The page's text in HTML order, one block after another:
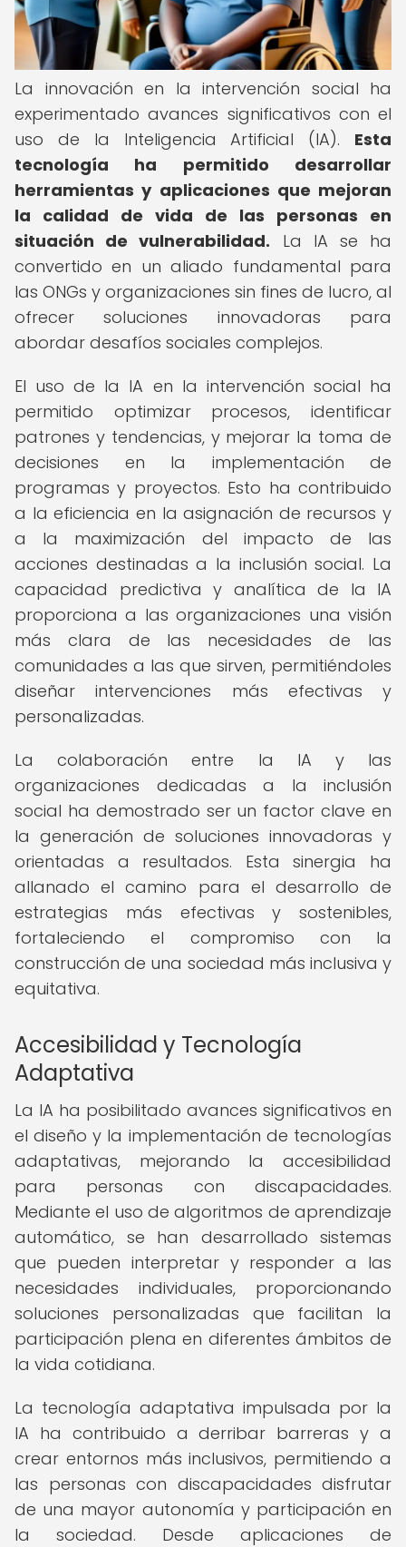
La innovación en la intervención social ha
experimentado avances significativos con el
uso de la Inteligencia Artificial (IA). Esta
tecnología ha permitido desarrollar
herramientas y aplicaciones que mejoran
la calidad de vida de las personas en
situación de vulnerabilidad. La IA se ha
convertido en un aliado fundamental para
las ONGs y organizaciones sin fines de lucro, al
ofrecer soluciones innovadoras para
abordar desafíos sociales complejos.
El uso de la IA en la intervención social ha
permitido optimizar procesos, identificar
patrones y tendencias, y mejorar la toma de
decisiones en la implementación de
programas y proyectos. Esto ha contribuido
a la eficiencia en la asignación de recursos y
a la maximización del impacto de las
acciones destinadas a la inclusión social. La
capacidad predictiva y analítica de la IA
proporciona a las organizaciones una visión
más clara de las necesidades de las
comunidades a las que sirven, permitiéndoles
diseñar intervenciones más efectivas y
personalizadas.
La colaboración entre la IA y las
organizaciones dedicadas a la inclusión
social ha demostrado ser un factor clave en
la generación de soluciones innovadoras y
orientadas a resultados. Esta sinergia ha
allanado el camino para el desarrollo de
estrategias más efectivas y sostenibles,
fortaleciendo el compromiso con la
construcción de una sociedad más inclusiva y
equitativa.
Accesibilidad y Tecnología
Adaptativa
La IA ha posibilitado avances significativos en
el diseño y la implementación de tecnologías
adaptativas, mejorando la accesibilidad
para personas con discapacidades.
Mediante el uso de algoritmos de aprendizaje
automático, se han desarrollado sistemas
que pueden interpretar y responder a las
necesidades individuales, proporcionando
soluciones personalizadas que facilitan la
participación plena en diferentes ámbitos de
la vida cotidiana.
La tecnología adaptativa impulsada por la
IA ha contribuido a derribar barreras y a
crear entornos más inclusivos, permitiendo a
las personas con discapacidades disfrutar
de una mayor autonomía y participación en
la sociedad. Desde aplicaciones de